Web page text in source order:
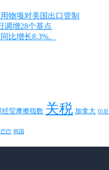
物项对美国出口管制
调增28个基点
比增长8.3%。
经贸摩擦指数 关税 加拿大 印尼
巴巴 韩国